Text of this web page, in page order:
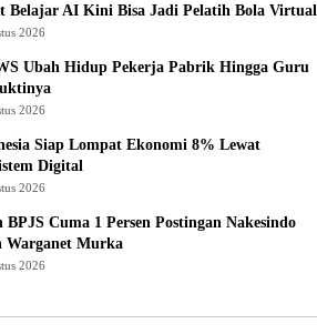
Belajar AI Kini Bisa Jadi Pelatih Bola Virtual
2026
Ubah Hidup Pekerja Pabrik Hingga Guru
2026
Siap Lompat Ekonomi 8% Lewat
Digital
2026
BPJS Cuma 1 Persen Postingan Nakesindo
Warganet Murka
2026